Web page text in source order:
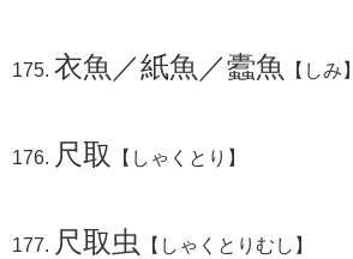
衣魚／紙魚／蠹魚 【しみ】
尺取 【しゃくとり】
尺取虫 【しゃくとりむし】